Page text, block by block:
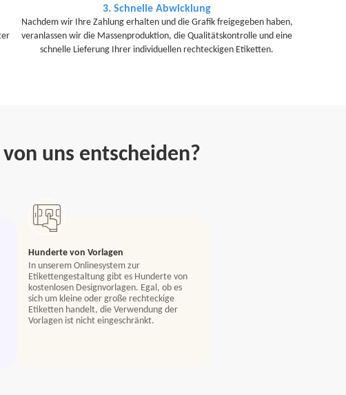
3. Schnelle Abwicklung
Nachdem wir Ihre Zahlung erhalten und die Grafik freigegeben haben,
veranlassen wir die Massenproduktion, die Qualitätskontrolle und eine
schnelle Lieferung Ihrer individuellen rechteckigen Etiketten.
uns entscheiden?
Hunderte von Vorlagen
In unserem Onlinesystem zur
Etikettengestaltung gibt es Hunderte von
kostenlosen Designvorlagen. Egal, ob es
sich um kleine oder große rechteckige
Etiketten handelt, die Verwendung der
Vorlagen ist nicht eingeschränkt.